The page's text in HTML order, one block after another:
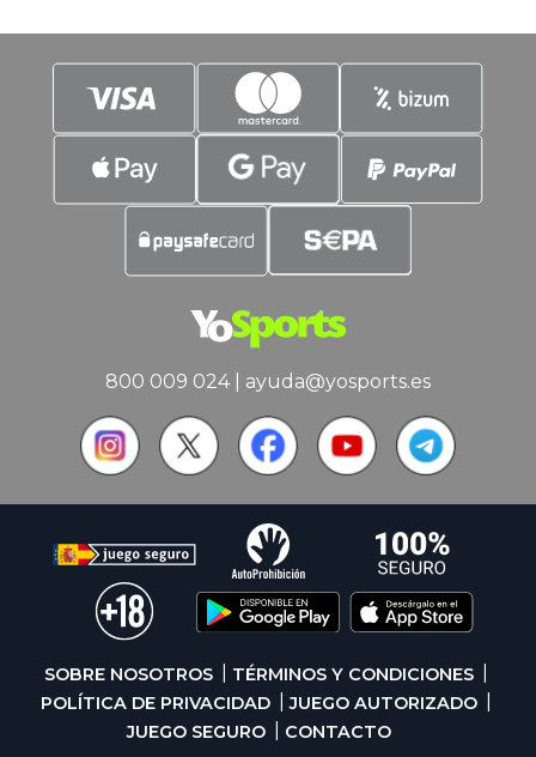
800 009 024| ayuda@yosports.es
SOBRE NOSOTROS
TÉRMINOS Y CONDICIONES
POLÍTICA DE PRIVACIDAD
JUEGO AUTORIZADO
JUEGO SEGURO
CONTACTO